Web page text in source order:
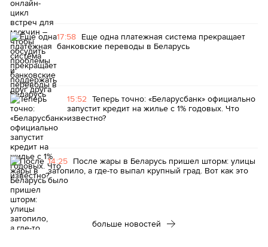
17:58 Еще одна платежная система прекращает
банковские переводы в Беларусь
15:52 Теперь точно: «Беларусбанк» официально
запустит кредит на жилье с 1% годовых. Что
известно?
14:25 После жары в Беларусь пришел шторм: улицы
затопило, а где-то выпал крупный град. Вот как это
было
больше новостей